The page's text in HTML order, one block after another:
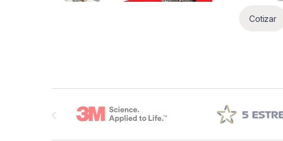
Cotizar